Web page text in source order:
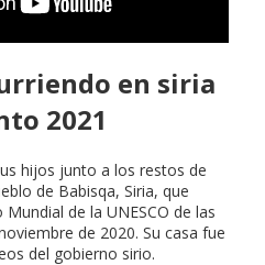
en siria
2021
hijos junto a los restos de
de Babisqa, Siria, que
de la UNESCO de las
de 2020. Su casa fue
del gobierno sirio.